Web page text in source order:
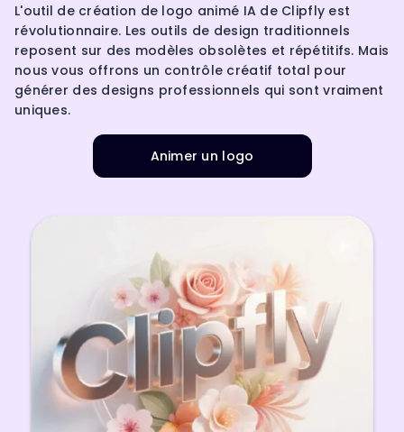
L'outil de création de logo animé IA de Clipfly est
révolutionnaire. Les outils de design traditionnels
reposent sur des modèles obsolètes et répétitifs. Mais
nous vous offrons un contrôle créatif total pour
générer des designs professionnels qui sont vraiment
uniques.
Animer un logo